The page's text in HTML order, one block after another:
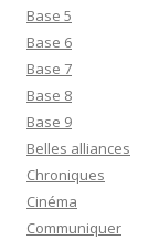
Base 5
Base 6
Base 7
Base 8
Base 9
Belles alliances
Chroniques
Cinéma
Communiquer